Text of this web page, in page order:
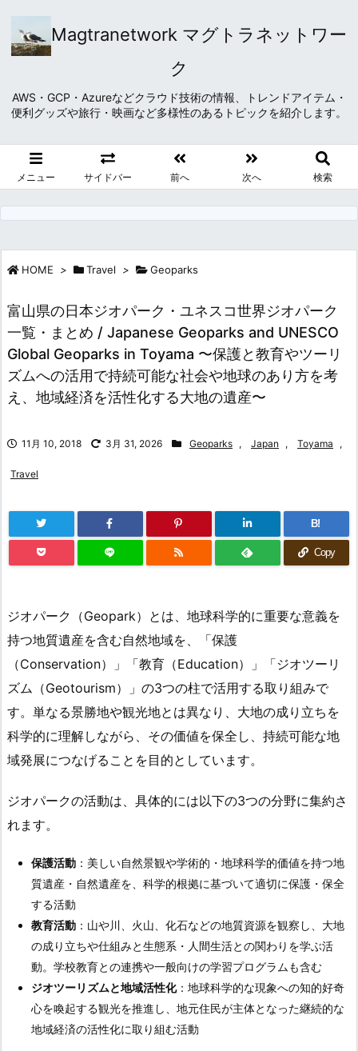
Magtranetwork マグトラネットワー
ク
AWS・GCP・Azureなどクラウド技術の情報、トレンドアイテム・
便利グッズや旅行・映画など多様性のあるトピックを紹介します。
メニュー サイドバー 前へ 次へ 検索
HOME > Travel > Geoparks
富山県の日本ジオパーク・ユネスコ世界ジオパーク
一覧・まとめ / Japanese Geoparks and UNESCO
Global Geoparks in Toyama 〜保護と教育やツーリ
ズムへの活用で持続可能な社会や地球のあり方を考
え、地域経済を活性化する大地の遺産〜
11月 10, 2018 3月 31, 2026 Geoparks , Japan , Toyama ,
Travel
B!
Copy
ジオパーク（Geopark）とは、地球科学的に重要な意義を
持つ地質遺産を含む自然地域を、「保護
（Conservation）」「教育（Education）」「ジオツーリ
ズム（Geotourism）」の3つの柱で活用する取り組みで
す。単なる景勝地や観光地とは異なり、大地の成り立ちを
科学的に理解しながら、その価値を保全し、持続可能な地
域発展につなげることを目的としています。
ジオパークの活動は、具体的には以下の3つの分野に集約さ
れます。
保護活動 ：美しい自然景観や学術的・地球科学的価値を持つ地
質遺産・自然遺産を、科学的根拠に基づいて適切に保護・保全
する活動
教育活動 ：山や川、火山、化石などの地質資源を観察し、大地
の成り立ちや仕組みと生態系・人間生活との関わりを学ぶ活
動。学校教育との連携や一般向けの学習プログラムも含む
ジオツーリズムと地域活性化：地球科学的な現象への知的好奇
心を喚起する観光を推進し、地元住民が主体となった継続的な
地域経済の活性化に取り組む活動